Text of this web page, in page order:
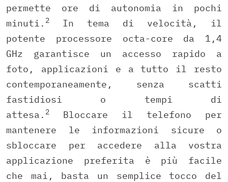
permette ore di autonomia in pochi
minuti. 2
In tema di velocità, il
potente processore octa-core da 1,4
GHz garantisce un accesso rapido a
foto, applicazioni e a tutto il resto
contemporaneamente, senza scatti
fastidiosi o tempi di
attesa. 2
Bloccare il telefono per
mantenere le informazioni sicure o
sbloccare per accedere alla vostra
applicazione preferita è più facile
che mai, basta un semplice tocco del